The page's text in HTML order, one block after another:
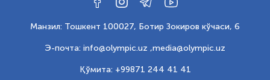
Манзил: Тошкент 100027, Ботир Зокиров кўчаси, 6
Э-почта: info@olympic.uz ,media@olympic.uz
Қўмита: +99871 244 41 41